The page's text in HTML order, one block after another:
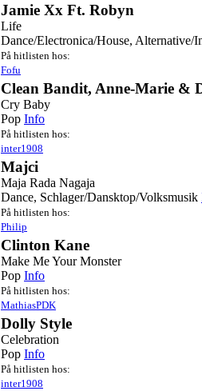
Jamie Xx Ft. Robyn
Life
Dance/Electronica/House, Alternative/
På hitlisten hos:
Fofu
Clean Bandit, Anne-Marie &
Cry Baby
Pop Info
På hitlisten hos:
inter1908
Majci
Maja Rada Nagaja
Dance, Schlager/Dansktop/Volksmusik
På hitlisten hos:
Philip
Clinton Kane
Make Me Your Monster
Pop Info
På hitlisten hos:
MathiasPDK
Dolly Style
Celebration
Pop Info
På hitlisten hos:
inter1908